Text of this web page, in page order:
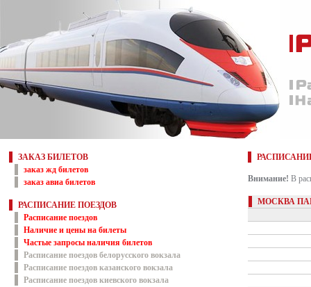
ЗАКАЗ БИЛЕТОВ
заказ жд билетов
заказ авиа билетов
РАСПИСАНИЕ ПОЕЗДОВ
Расписание поездов
Наличие и цены на билеты
Частые запросы наличия билетов
Расписание поездов белорусского вокзала
Расписание поездов казанского вокзала
Расписание поездов киевского вокзала
Внимание! В
МОСКВА